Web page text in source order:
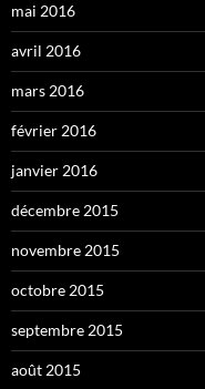
mai 2016
avril 2016
mars 2016
février 2016
janvier 2016
décembre 2015
novembre 2015
octobre 2015
septembre 2015
août 2015